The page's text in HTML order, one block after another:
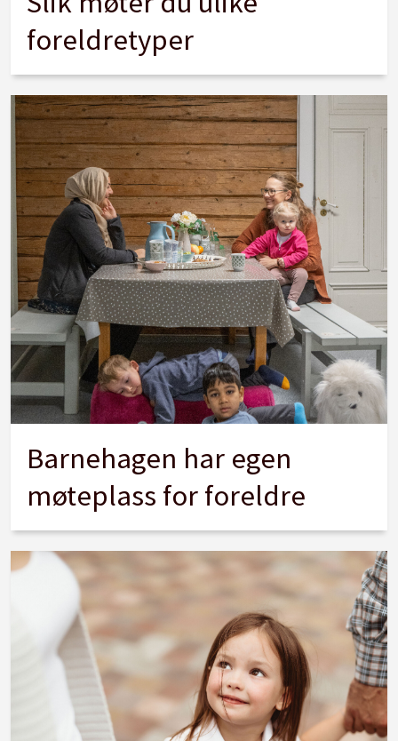
foreldretyper
Barnehagen har egen
møteplass for foreldre